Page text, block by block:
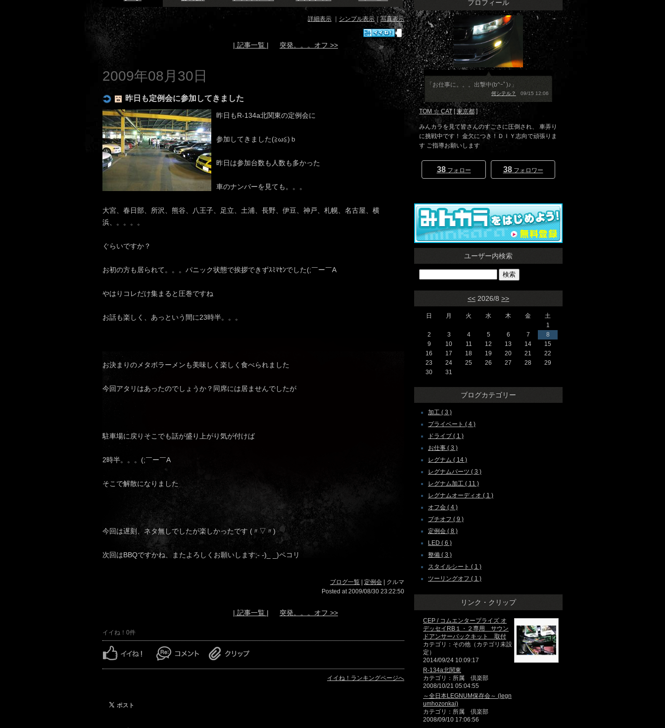
詳細表示 シンプル表示 ｜写真表示
| 記事一覧 | 突発。。。オフ >>
2009年08月30日
昨日も定例会に参加してきました
昨日もR-134a北関東の定例会に
参加してきました(≧ω≦)ｂ
昨日は参加台数も人数も多かった
車のナンバーを見ても。。。
大宮、春日部、所沢、熊谷、八王子、足立、土浦、長野、伊豆、神戸、札幌、名古屋、横
浜、。。。。
ぐらいですか？
お初の方も居られて。。。パニック状態で挨拶できずｽﾐﾏｾﾝでした(;￣ー￣A
やはりコレだけ集まると圧巻ですね
お話も楽しく、あっという間に23時半。。。
お決まりのメタボラーメンも美味しく楽しく食べられました
今回アタリはあったのでしょうか？同席には居ませんでしたが
駐車場に戻りそこでも話が盛り上がり気が付けば
2時半。。。(;￣ー￣A
そこで解散になりました
今回は遅刻、ネタ無しでしたが楽しかったです (〃▽〃)
次回はBBQですかね、またよろしくお願いします;- -)_ _)ペコリ
ブログ一覧 定例会 | クルマ
Posted at 2009/08/30 23:22:50
| 記事一覧 | 突発。。。オフ >>
イイね！0件
イイね！ランキングページへ
プロフィール
「お仕事に。。。出撃中(b^ｰﾟ)♪」
何シテル？ 09/15 12:06
TOM ☆ CAT [東京都]
みんカラを見て皆さんのすごさに圧倒され、 車弄り
に挑戦中です！ 金欠につき！ＤＩＹ志向で頑張りま
す ご指導お願いします
38フォロー 38フォロワー
ユーザー内検索
<< 2026/8 >>
日 月 火 水 木 金
土
1
2
3 4 5 6 7
8
9
10 11 12 13 14
15
16
17 18 19 20 21
22
23
24 25 26 27 28
29
30
31
ブログカテゴリー
加工 ( 3 )
プライベート ( 4 )
ドライブ ( 1 )
お仕事 ( 3 )
レグナム ( 14 )
レグナムパーツ ( 3 )
レグナム加工 ( 11 )
レグナムオーディオ ( 1 )
オフ会 ( 4 )
プチオフ ( 9 )
定例会 ( 8 )
LED ( 6 )
整備 ( 3 )
スタイルシート ( 1 )
ツーリングオフ ( 1 )
リンク・クリップ
CEP / コムエンタープライズ オ
デッセイRB１・２専用 サウン
ドアンサーバックキット 取付
カテゴリ：その他（カテゴリ未設
定）
2014/09/24 10:09:17
R-134a北関東
カテゴリ：所属 倶楽部
2008/10/21 05:04:55
～全日本LEGNUM保存会～ (legn
umhozonkai)
カテゴリ：所属 倶楽部
2008/09/10 17:06:56